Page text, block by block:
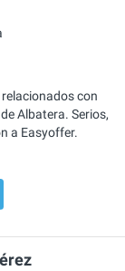
con
Albatera. Serios,
a Easyoffer.